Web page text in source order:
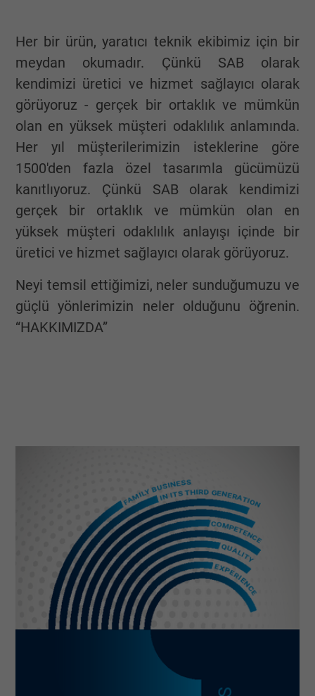
Her bir ürün, yaratıcı teknik ekibimiz için bir
meydan okumadır. Çünkü SAB olarak
kendimizi üretici ve hizmet sağlayıcı olarak
görüyoruz - gerçek bir ortaklık ve mümkün
olan en yüksek müşteri odaklılık anlamında.
Her yıl müşterilerimizin isteklerine göre
1500'den fazla özel tasarımla gücümüzü
kanıtlıyoruz. Çünkü SAB olarak kendimizi
gerçek bir ortaklık ve mümkün olan en
yüksek müşteri odaklılık anlayışı içinde bir
üretici ve hizmet sağlayıcı olarak görüyoruz.
Neyi temsil ettiğimizi, neler sunduğumuzu ve
güçlü yönlerimizin neler olduğunu öğrenin.
“HAKKIMIZDA”